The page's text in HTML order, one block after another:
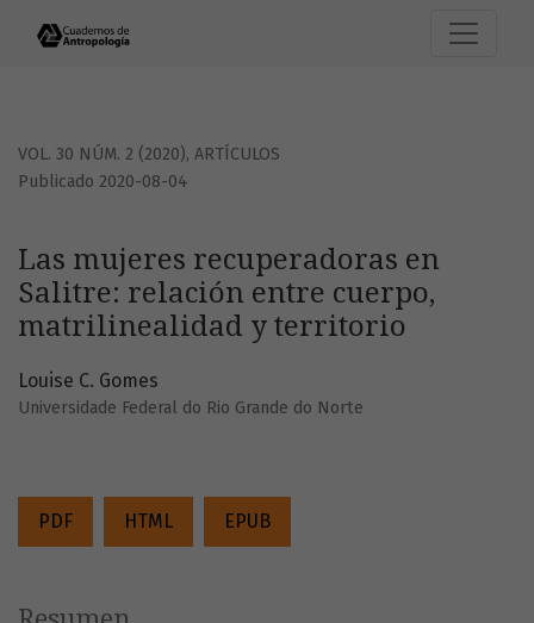
VOL. 30 NÚM. 2 (2020), ARTÍCULOS
Las mujeres recuperadoras en
Salitre: relación entre cuerpo,
matrilinealidad y territorio
Publicado 2020-08-04
Louise C. Gomes
Universidade Federal do Rio Grande do Norte
PDF HTML EPUB